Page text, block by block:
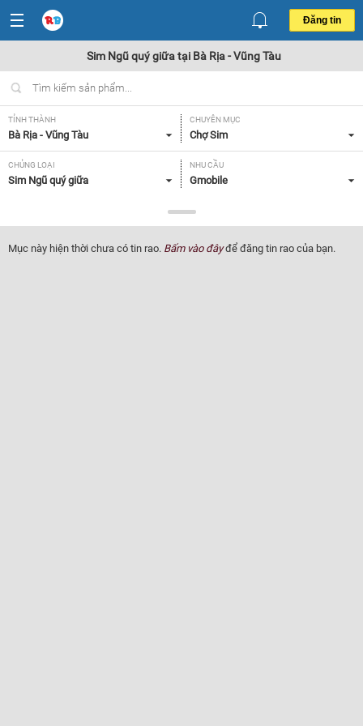
Đăng tin
Sim Ngũ quý giữa tại Bà Rịa - Vũng Tàu
TỈNH THÀNH
Bà Rịa - Vũng Tàu
CHUYÊN MỤC
Chợ Sim
CHỦNG LOẠI
Sim Ngũ quý giữa
NHU CẦU
Gmobile
Tất cả
Mục này hiện thời chưa có tin rao. Bấm vào đâyđể đăng tin rao của bạn.